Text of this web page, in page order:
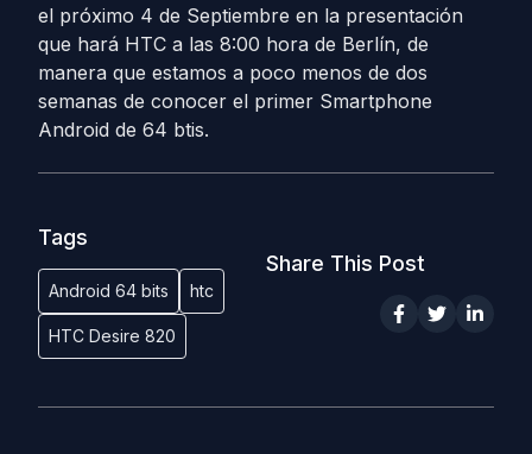
el próximo 4 de Septiembre en la presentación
que hará HTC a las 8:00 hora de Berlín, de
manera que estamos a poco menos de dos
semanas de conocer el primer Smartphone
Android de 64 btis.
Tags
Android 64 bits htc
HTC Desire 820
Share This Post